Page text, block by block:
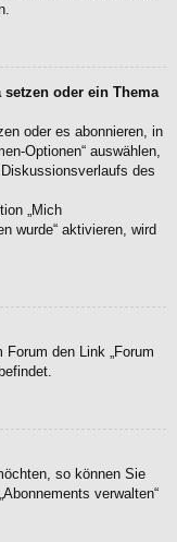
oder ein Thema
oder es abonnieren, in
Optionen“ auswählen,
des
„Mich
wurde“ aktivieren, wird
den Link „Forum
so können Sie
verwalten“